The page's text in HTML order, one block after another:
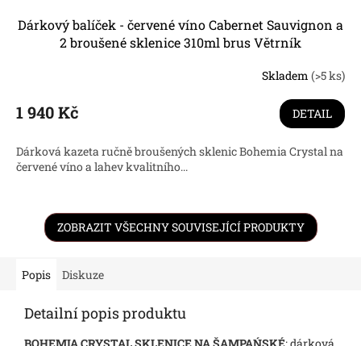
Dárkový balíček - červené víno Cabernet Sauvignon a
2 broušené sklenice 310ml brus Větrník
Skladem (>5 ks)
1 940 Kč DETAIL
Dárková kazeta ručně broušených sklenic Bohemia Crystal na
červené víno a lahev kvalitního...
ZOBRAZIT VŠECHNY SOUVISEJÍCÍ PRODUKTY
Popis Diskuze
Detailní popis produktu